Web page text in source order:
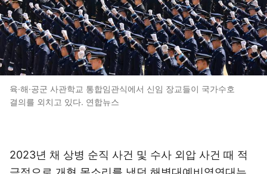
육·해·공군 사관학교 통합임관식에서 신임 장교들이 국가수호
결의를 외치고 있다. 연합뉴스
2023년 채 상병 순직 사건 및 수사 외압 사건 때 적